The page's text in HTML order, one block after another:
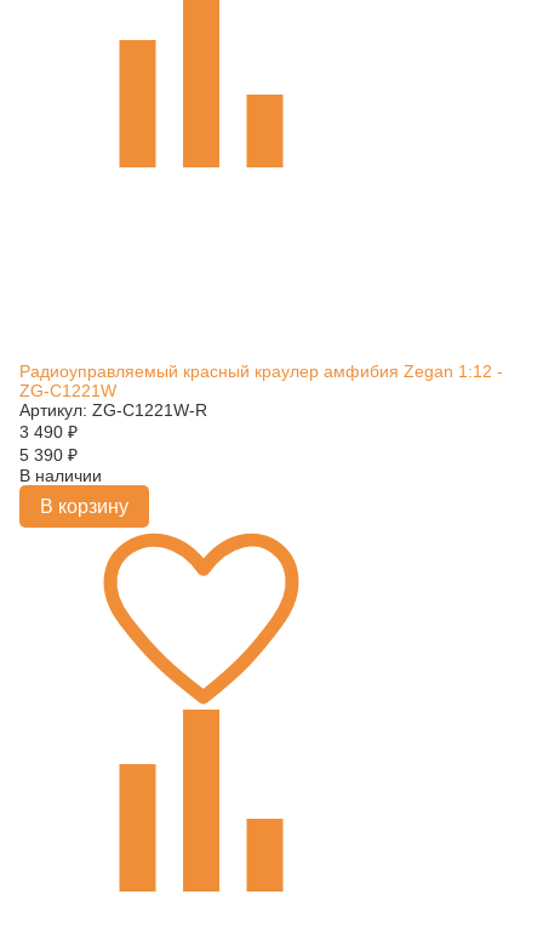
Радиоуправляемый красный краулер амфибия Zegan 1:12 -
ZG-C1221W
Артикул: ZG-C1221W-R
3 490 ₽
5 390 ₽
В наличии
В корзину